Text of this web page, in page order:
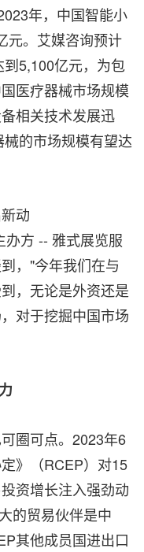
年，中国智能小
元。艾媒咨询预计
5,100亿元，为包
医疗器械市场规模
相关技术发展迅
的市场规模有望达
动
办方 -- 雅式展览服
，"今年我们在与
，无论是外资还是
对于挖掘中国市场
圈可点。2023年6
》（RCEP）对15
资增长注入强劲动
的贸易伙伴是中
其他成员国进出口